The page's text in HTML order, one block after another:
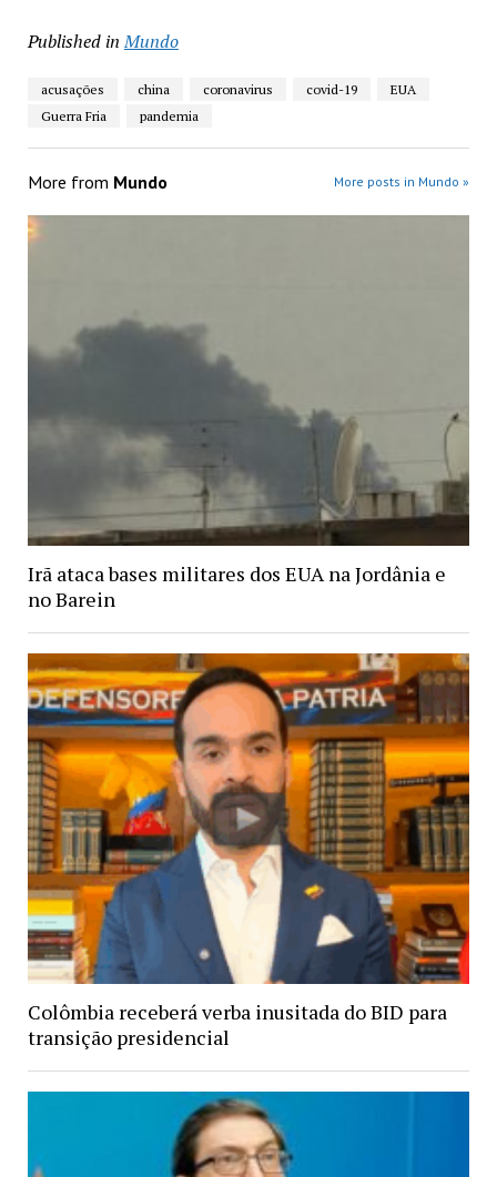
Published in Mundo
acusações china coronavirus covid-19
EUA
Guerra Fria
pandemia
More from Mundo More posts in Mundo »
Irã ataca bases militares dos EUA na Jordânia e
no Barein
Colômbia receberá verba inusitada do BID para
transição presidencial